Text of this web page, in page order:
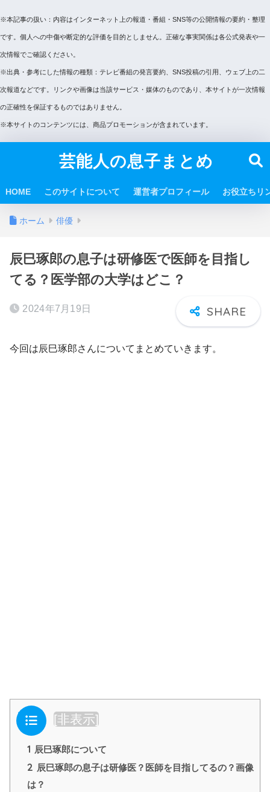
※本記事の扱い：内容はインターネット上の報道・番組・SNS等の公開情報の要約・整理
です。個人への中傷や断定的な評価を目的としません。正確な事実関係は各公式発表や一
次情報でご確認ください。
※出典・参考にした情報の種類：テレビ番組の発言要約、SNS投稿の引用、ウェブ上の二
次報道などです。リンクや画像は当該サービス・媒体のものであり、本サイトが一次情報
の正確性を保証するものではありません。
※本サイトのコンテンツには、商品プロモーションが含まれています。
芸能人の息子まとめ
HOME このサイトについて 運営者プロフィール お役立ちリ
ホーム 俳優
辰巳琢郎の息子は研修医で医師を目指し
てる？医学部の大学はどこ？
2024年7月19日
今回は辰巳琢郎さんについてまとめていきます。
目次 [非表示]
1 辰巳琢郎について
2 辰巳琢郎の息子は研修医？医師を目指してるの？画像
は？